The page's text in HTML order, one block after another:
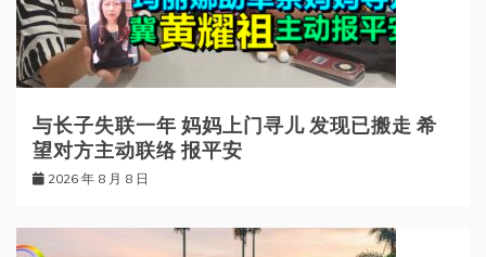
与长子失联一年 妈妈上门寻儿 发现已搬走 希
望对方主动联络 报平安
2026 年 8 月 8 日